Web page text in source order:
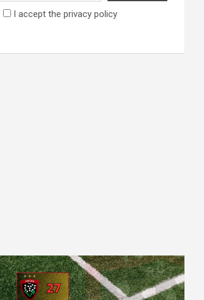
I accept the privacy policy